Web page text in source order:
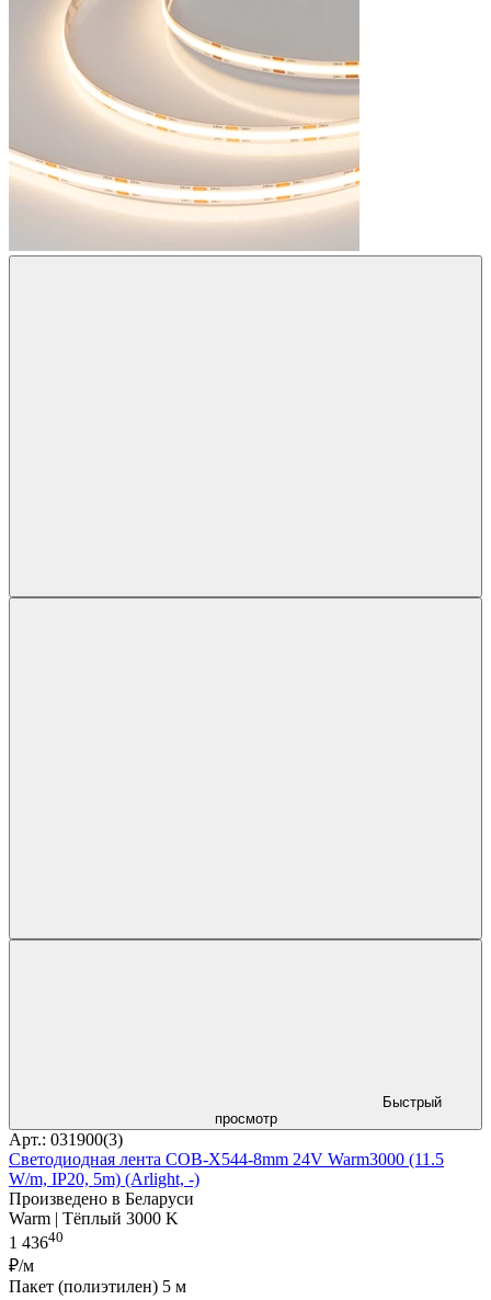
Быстрый
просмотр
Арт.: 031900(3)
Светодиодная лента COB-X544-8mm 24V Warm3000 (11.5
W/m, IP20, 5m) (Arlight, -)
Произведено в Беларуси
Warm | Тёплый 3000 K
1 43640
₽/м
Пакет (полиэтилен) 5 м